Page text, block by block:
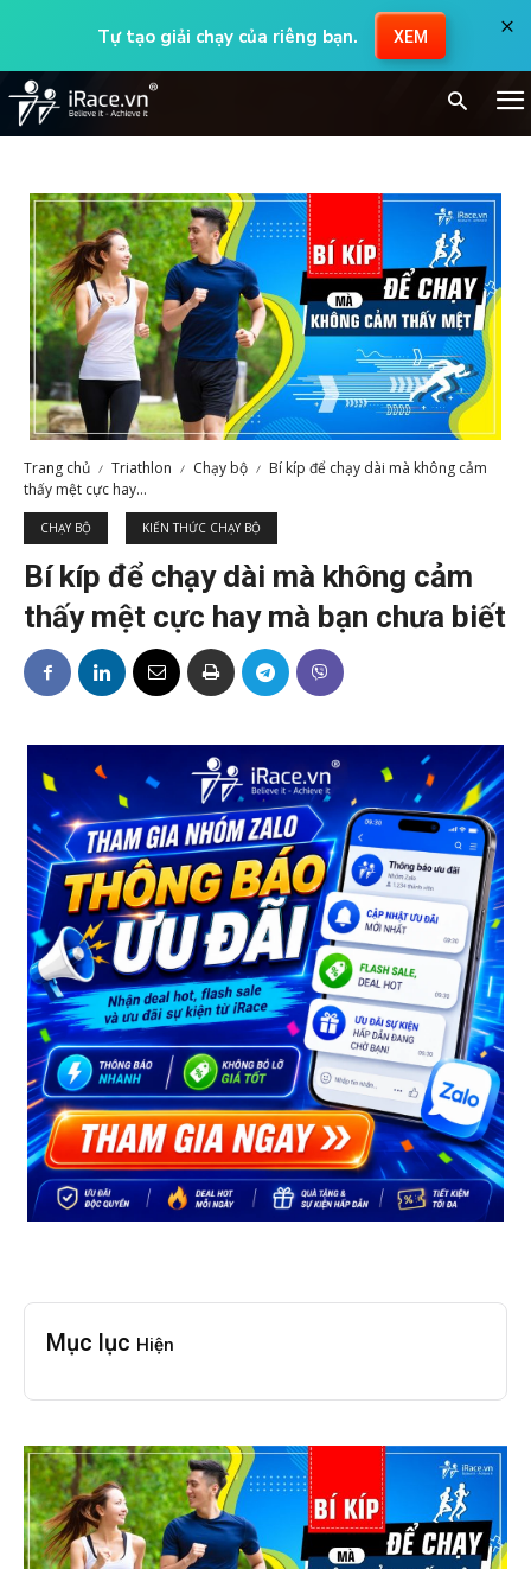
Tự tạo giải chạy của riêng bạn. XEM ×
Trang chủ Triathlon Chạy bộ
Bí kíp để chạy dài mà không cảm
thấy mệt cực hay...
CHẠY BỘ KIẾN THỨC CHẠY BỘ
Bí kíp để chạy dài mà không cảm
thấy mệt cực hay mà bạn chưa biết
Mục lục Hiện